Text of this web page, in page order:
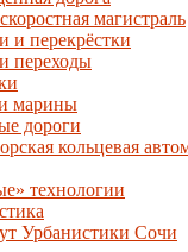
магистраль
и перекрёстки
переходы
марины
дороги
кольцевая
технологии
Урбанистики Сочи